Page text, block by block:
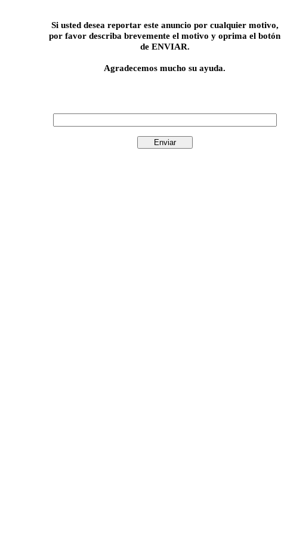
Si usted desea reportar este anuncio por cualquier motivo,
por favor describa brevemente el motivo y oprima el botón
de ENVIAR.
Agradecemos mucho su ayuda.